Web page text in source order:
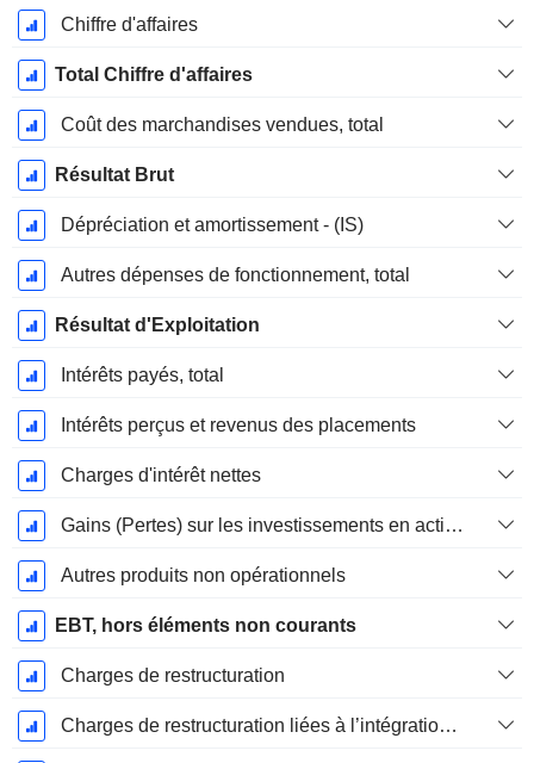
Période
Fiscale:
Décembre
Chiffre d'affaires
Total Chiffre d'affaires
Coût des marchandises vendues, total
Résultat Brut
Dépréciation et amortissement - (IS)
Autres dépenses de fonctionnement, total
Résultat d'Exploitation
Intérêts payés, total
Intérêts perçus et revenus des placements
Charges d'intérêt nettes
Gains (Pertes) sur les investissements en actions
Autres produits non opérationnels
EBT, hors éléments non courants
Charges de restructuration
Charges de restructuration liées à l’intégration d’une nouvelle activité (Fusions, Acquisitions)